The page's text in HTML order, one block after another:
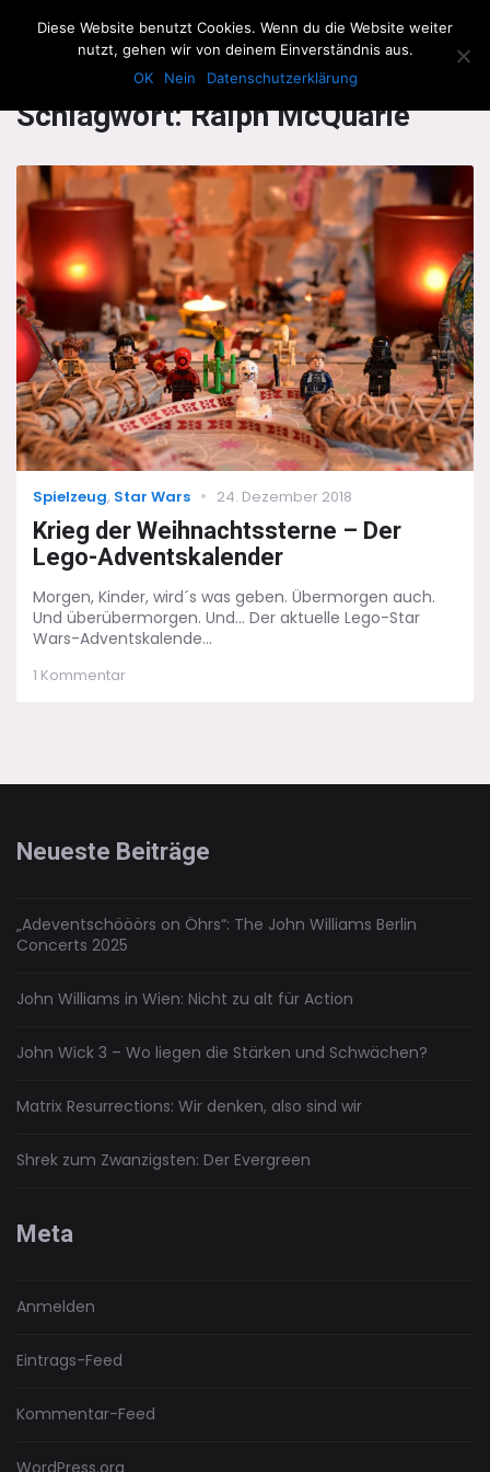
The Howling Men
Schlagwort:Ralph McQuarie
Categories
Spielzeug, Star Wars
Posted
24. Dezember 2018
Krieg der Weihnachtssterne – Der
Lego-Adventskalender
Morgen, Kinder, wird´s was geben. Übermorgen auch.
Und überübermorgen. Und... Der aktuelle Lego-Star
Wars-Adventskalende...
1 Kommentarzu
Neueste Beiträge
„Adeventschööörs on Öhrs“: The John Williams Berlin
Concerts 2025
John Williams in Wien: Nicht zu alt für Action
John Wick 3 – Wo liegen die Stärken und Schwächen?
Matrix Resurrections: Wir denken, also sind wir
Shrek zum Zwanzigsten: Der Evergreen
Meta
Anmelden
Eintrags-Feed
Kommentar-Feed
WordPress.org
Diese Website benutzt Cookies. Wenn du die Website weiter
nutzt, gehen wir von deinem Einverständnis aus.
OK
Nein Datenschutzerklärung